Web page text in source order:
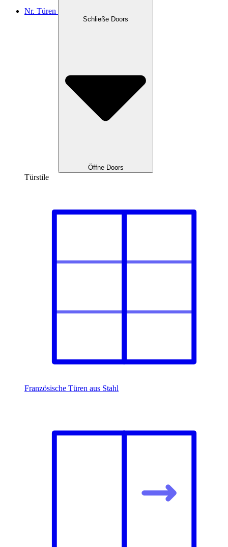
Nr. Türen
Schließe Doors
Öffne Doors
Türstile
Französische Türen aus Stahl